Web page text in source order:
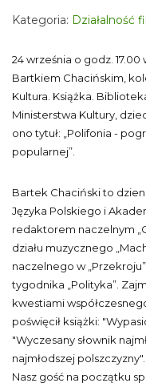
Kategoria: Działalność
24 września o godz. 17.00
Bartkiem Chacińskim,
Kultura. Książka.
Ministerstwa Kultury,
ono tytuł: „Polifonia -
popularnej”.
Bartek Chaciński to
Języka Polskiego i
redaktorem naczelnym
działu muzycznego
naczelnego w
tygodnika „Polityka”.
kwestiami
poświęcił książki:
"Wyczesany słownik
najmłodszej polszczyzny".
Nasz gość na początku